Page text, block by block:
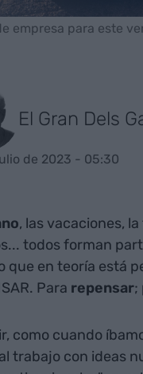
empresa para este
El Gran Dels
de 2023 - 05:30
, las vacaciones,
todos forman
que en teoría está
Para repensar;
como cuando
trabajo con ideas